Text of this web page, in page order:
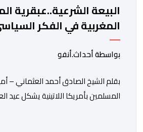
البيعة الشرعية..عبقرية
المغربية في الفكر
بواسطة أحداث.أنفو
بقلم الشيخ الصادق أحمد العثماني –
المسلمين بأمريكا اللاتينية يشكل عيد